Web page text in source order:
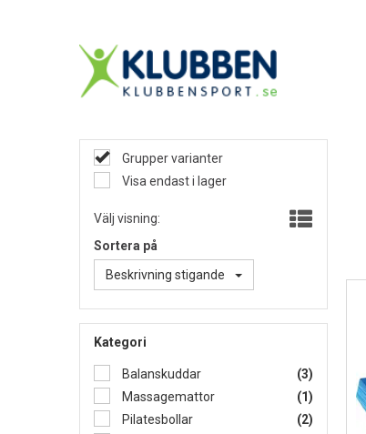
Grupper varianter
Visa endast i lager
Välj visning:
Sortera på
Beskrivning stigande
Kategori
Balanskuddar
(3)
Massagemattor
(1)
Pilatesbollar
(2)